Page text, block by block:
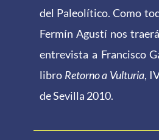
del Paleolítico. Como
Fermín Agustí nos
entrevista a Francisco
libro Retorno a Vulturia,
de Sevilla 2010.